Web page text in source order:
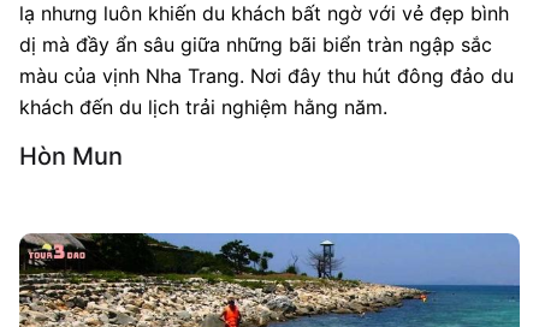
lạ nhưng luôn khiến du khách bất ngờ với vẻ đẹp bình
dị mà đầy ẩn sâu giữa những bãi biển tràn ngập sắc
màu của vịnh Nha Trang. Nơi đây thu hút đông đảo du
khách đến du lịch trải nghiệm hằng năm.
Hòn Mun